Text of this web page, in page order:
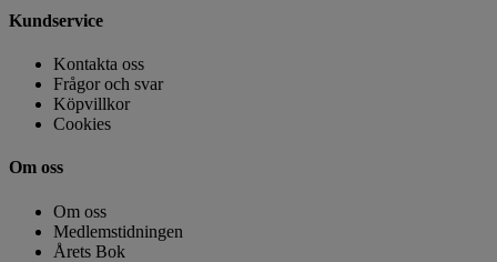
Kundservice
Kontakta oss
Frågor och svar
Köpvillkor
Cookies
Om oss
Om oss
Medlemstidningen
Årets Bok